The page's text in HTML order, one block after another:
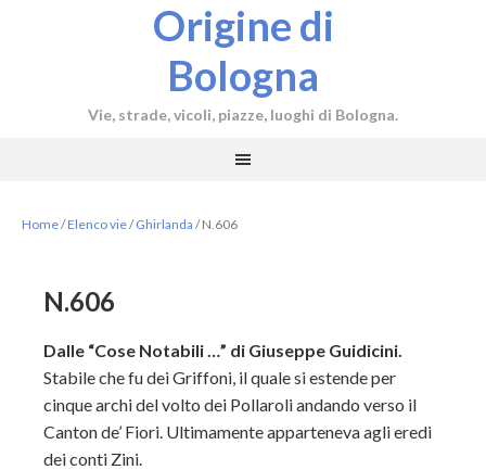
Origine di
Bologna
Vie, strade, vicoli, piazze, luoghi di Bologna.
Home/Elenco vie/ Ghirlanda /N.606
N.606
Dalle “Cose Notabili …” di Giuseppe Guidicini.
Stabile che fu dei Griffoni, il quale si estende per
cinque archi del volto dei Pollaroli andando verso il
Canton de’ Fiori. Ultimamente apparteneva agli eredi
dei conti Zini.